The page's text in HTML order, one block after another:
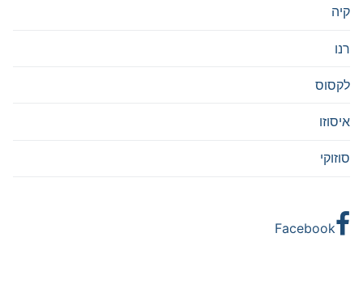
קיה
רנו
לקסוס
איסוזו
סוזוקי
Facebook